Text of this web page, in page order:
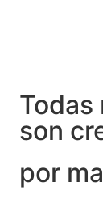
Todas
son
por